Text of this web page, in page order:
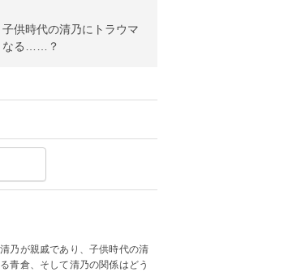
供時代の清乃にトラウマ
なる……？
乃が親戚であり、子供時代の清
青倉、そして清乃の関係はどう